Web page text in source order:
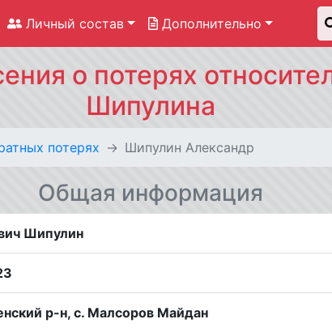
Личный состав Дополнительно
о потерях
Шипулина
потерях Шипулин Александр
Общая информация
Шипулин
р-н, с. Малсоров Майдан